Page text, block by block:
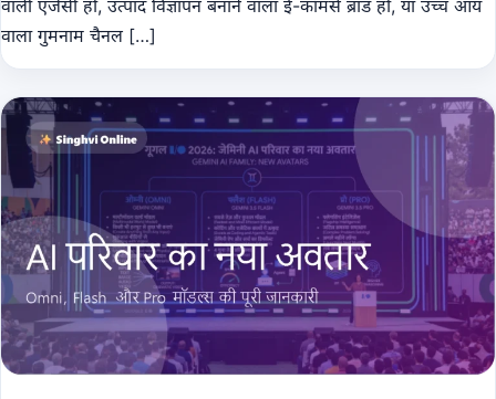
वाली एजेंसी हों, उत्पाद विज्ञापन बनाने वाला ई-कॉमर्स ब्रांड हों, या उच्च आय
वाला गुमनाम चैनल […]